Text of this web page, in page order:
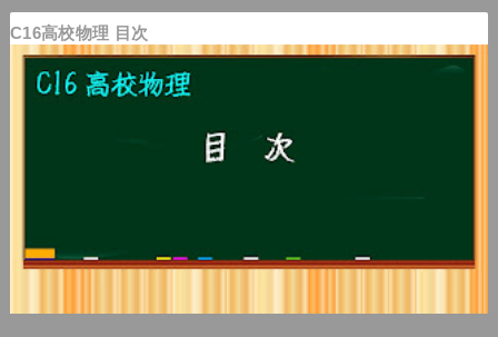
C16高校物理 目次